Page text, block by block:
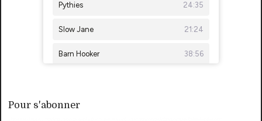
Pour s'abonner